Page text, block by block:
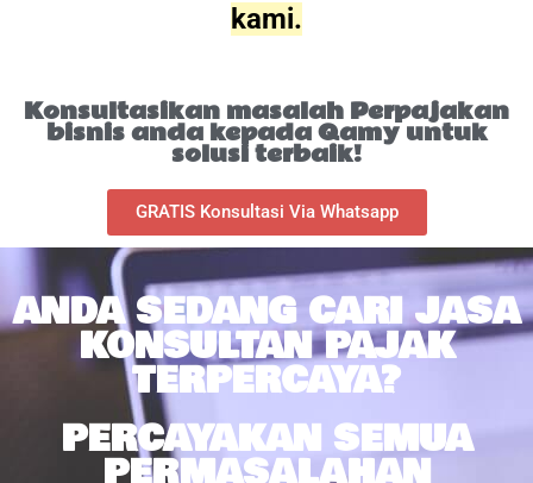
kami.
Konsultasikan masalah Perpajakan
bisnis anda kepada Qamy untuk
solusi terbaik!
GRATIS Konsultasi Via Whatsapp
ANDA SEDANG CARI JASA
KONSULTAN PAJAK
TERPERCAYA?
PERCAYAKAN SEMUA